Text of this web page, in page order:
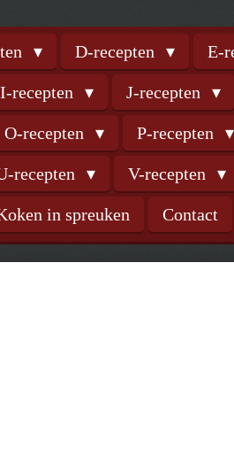
D-recepten E-
I-recepten J-recepten
O-recepten P-recepten
recepten V-recepten
in spreuken Contact